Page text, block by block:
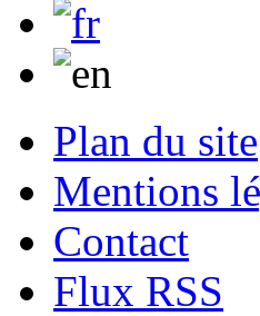
Plan du site
Mentions
Contact
Flux RSS